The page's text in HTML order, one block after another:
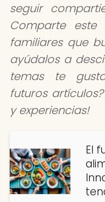
seguir
Comparte
familiares que
ayúdalos a
temas te
futuros
y experiencias!
El